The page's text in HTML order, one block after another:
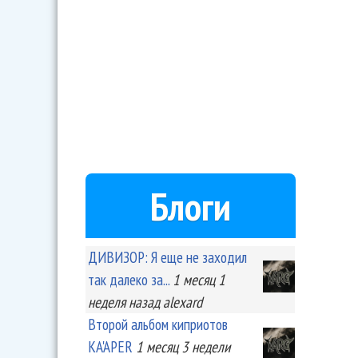
Блоги
ДИВИЗОР: Я еще не заходил
так далеко за... 1 месяц 1
неделяназад alexard
Второй альбом киприотов
KA'APER 1 месяц 3 недели